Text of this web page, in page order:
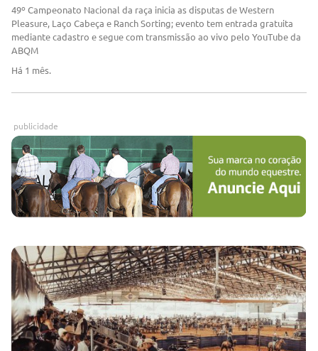
49º Campeonato Nacional da raça inicia as disputas de Western
Pleasure, Laço Cabeça e Ranch Sorting; evento tem entrada gratuita
mediante cadastro e segue com transmissão ao vivo pelo YouTube da
ABQM
Há 1 mês.
publicidade